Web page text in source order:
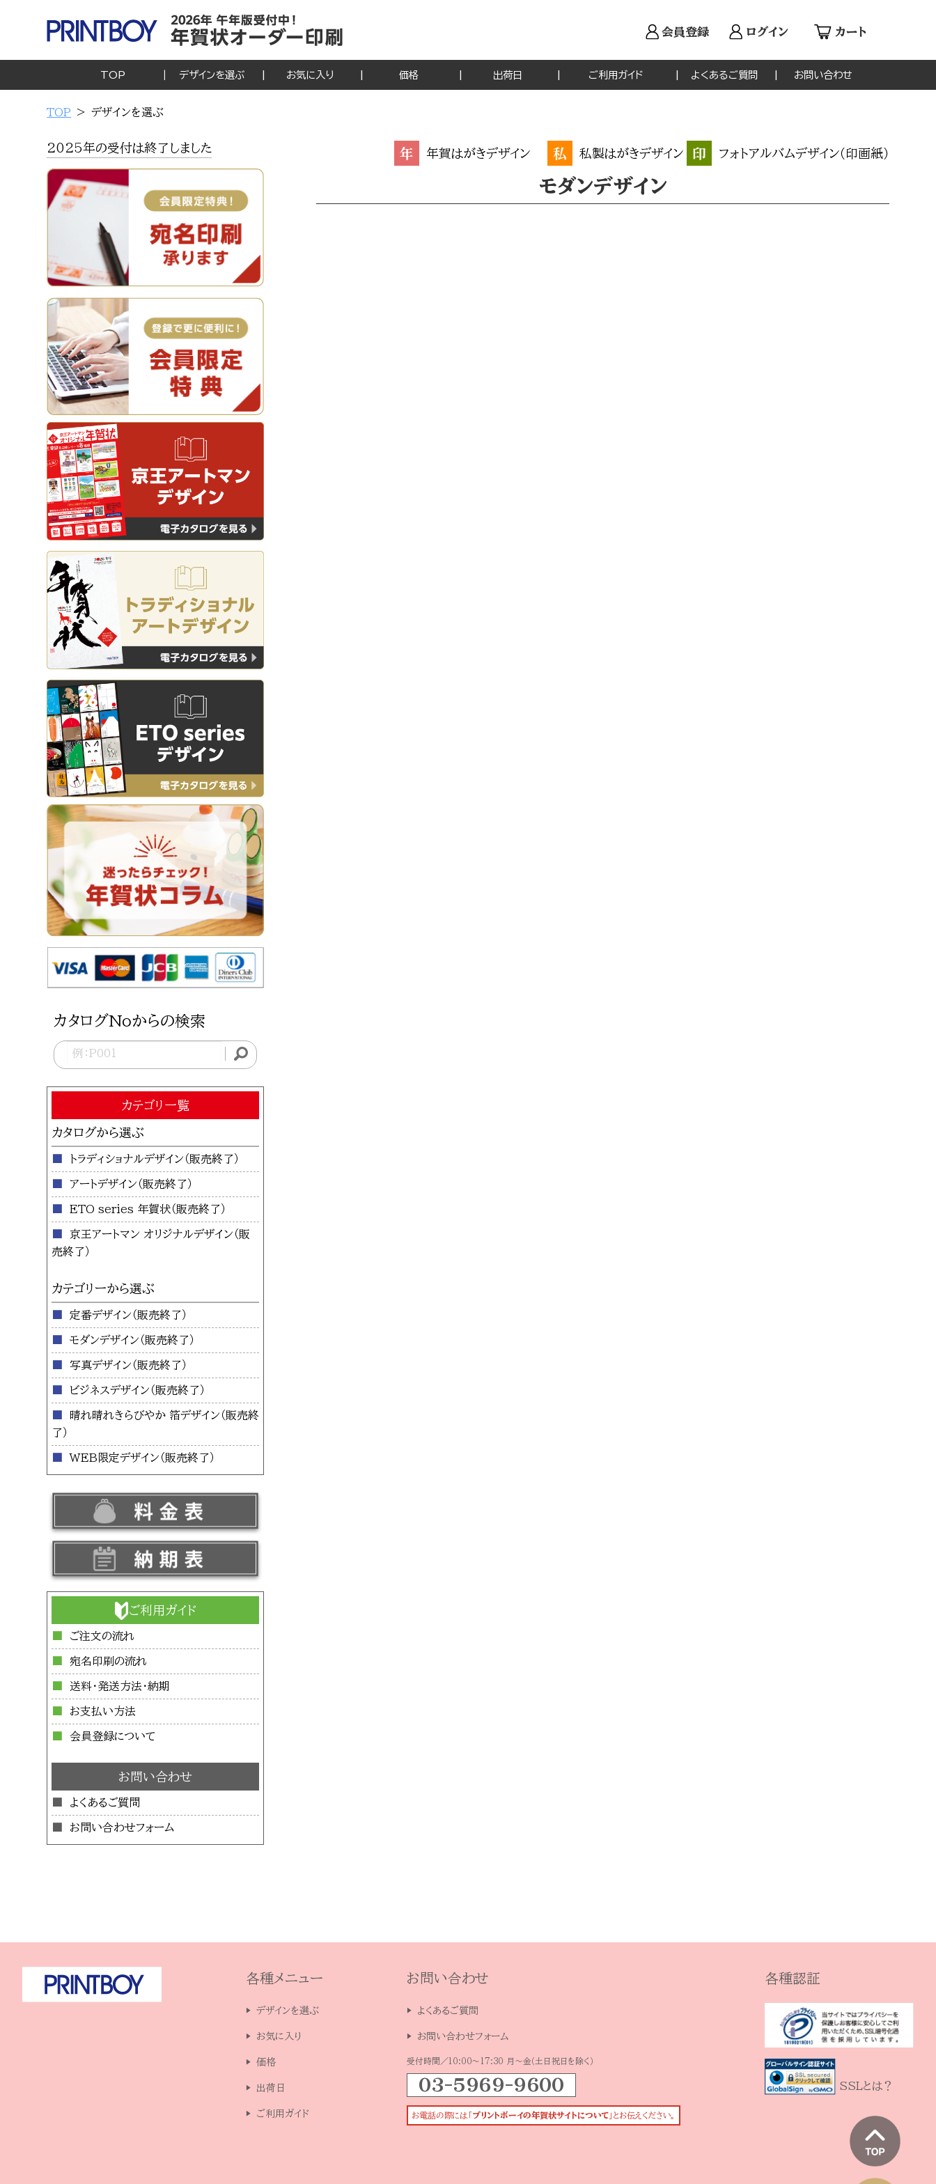
会員登録 ログイン カート
TOP デザインを選ぶ お気に入り 価格 出荷日 ご利用ガイド よくあるご質問 お問い合わせ
TOP デザインを選ぶ
2025年の受付は終了しました 年 年賀はがきデザイン 私 私製はがきデザイン 印 フォトアルバムデザイン（印画紙）
モダンデザイン
カタログNoからの検索
カテゴリ一覧
カタログから選ぶ
トラディショナルデザイン
アートデザイン
ETO series 年賀状
京王アートマン オリジナルデザイン
カテゴリーから選ぶ
定番デザイン
モダンデザイン
写真デザイン
ビジネスデザイン
晴れ晴れきらびやか 箔デザイン
WEB限定デザイン
ご利用ガイド
ご注文の流れ
宛名印刷の流れ
送料・発送方法・納期
お支払い方法
会員登録について
お問い合わせ
よくあるご質問
お問い合わせフォーム
各種メニュー
デザインを選ぶ
お気に入り
価格
出荷日
ご利用ガイド
お問い合わせ
よくあるご質問
お問い合わせフォーム
受付時間／10:00～17:30 月～金（土日祝日を除く）
03-5969-9600
お電話の際には「プリントボーイの年賀状サイトについて 」とお伝えください。
各種認証
SSLとは？